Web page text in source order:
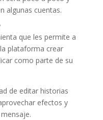
algunas cuentas.
que les permite a
plataforma crear
como parte de su
de editar historias
efectos y